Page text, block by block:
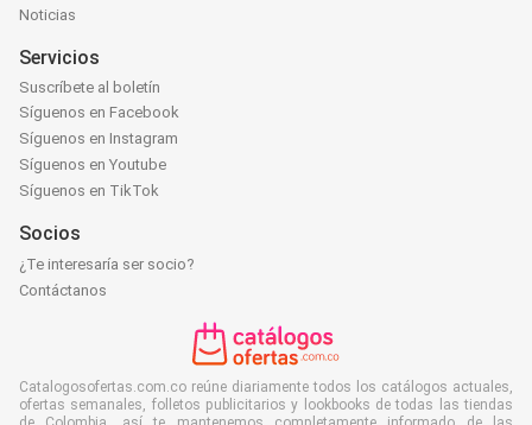
Noticias
Servicios
Suscríbete al boletín
Síguenos en Facebook
Síguenos en Instagram
Síguenos en Youtube
Síguenos en TikTok
Socios
¿Te interesaría ser socio?
Contáctanos
Catalogosofertas.com.co reúne diariamente todos los catálogos actuales,
ofertas semanales, folletos publicitarios y lookbooks de todas las tiendas